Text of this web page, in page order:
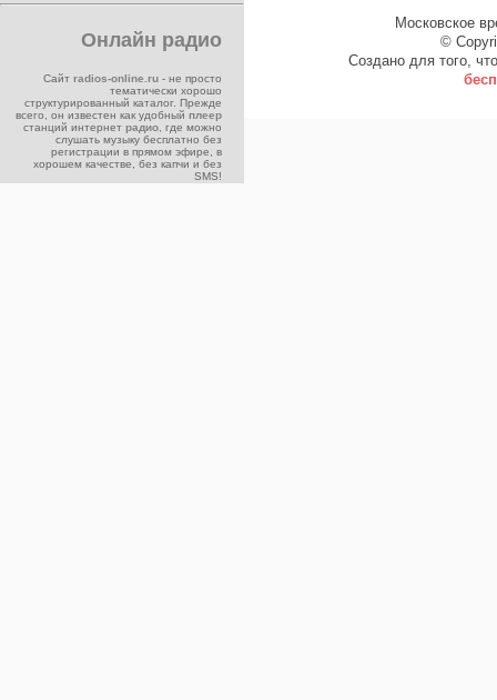
Онлайн радио
Сайт radios-online.ru - не просто
тематически хорошо
структурированный каталог. Прежде
всего, он известен как удобный плеер
станций интернет радио , где можно
слушать музыку бесплатно без
регистрации в прямом эфире, в
хорошем качестве, без капчи и без
SMS!
Московское
©
Создано для того,